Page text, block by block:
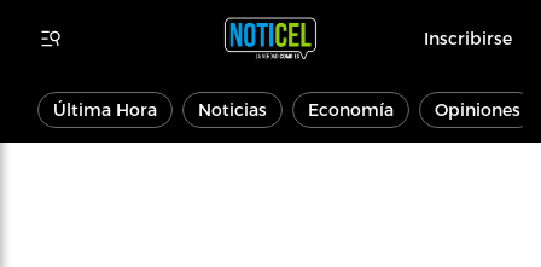
Inscribirse
Última Hora Noticias Economía Opiniones